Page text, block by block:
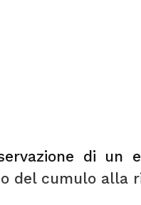
di un
del cumulo alla